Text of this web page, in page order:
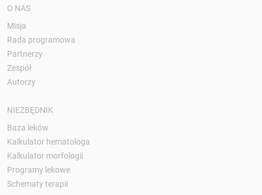
O NAS
Misja
Rada programowa
Partnerzy
Zespół
Autorzy
NIEZBĘDNIK
Baza leków
Kalkulator hematologa
Kalkulator morfologii
Programy lekowe
Schematy terapii